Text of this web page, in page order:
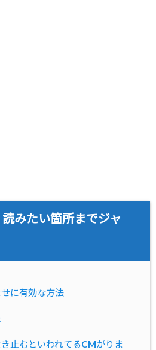
みたい箇所までジャ
に有効な方法
止むといわれてるCMがりま